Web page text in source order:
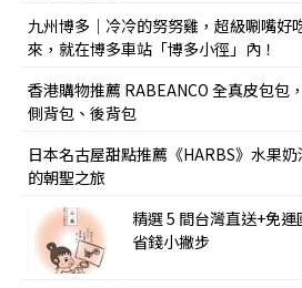
九州博多｜冷冷的努努雞，超級唰嘴好
來，就在博多車站「博多小徑」內！
香港購物推薦 RABEANCO 全真皮包包
側背包、後背包
日本名古屋甜點推薦《HARBS》水果
的朝聖之旅
精選 5 間台灣直送+免
省錢小撇步